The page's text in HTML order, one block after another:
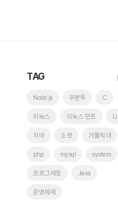
TAG
Node.js 우분투 C
리눅스 리눅스 민트
자바 소켓 가톨릭대
php mysql system
프로그래밍 Java
운영체제